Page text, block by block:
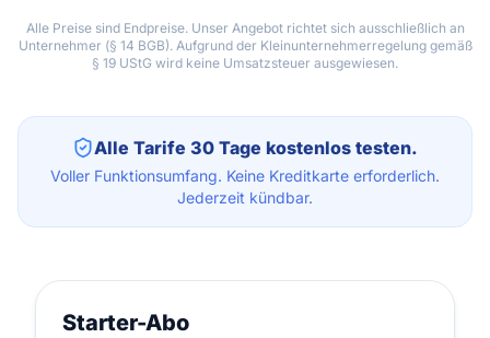
Alle Preise sind Endpreise. Unser Angebot richtet sich ausschließlich an
Unternehmer (§ 14 BGB). Aufgrund der Kleinunternehmerregelung gemäß
§ 19 UStG wird keine Umsatzsteuer ausgewiesen.
Alle Tarife 30 Tage kostenlos testen.
Voller Funktionsumfang. Keine Kreditkarte erforderlich.
Jederzeit kündbar.
Starter-Abo